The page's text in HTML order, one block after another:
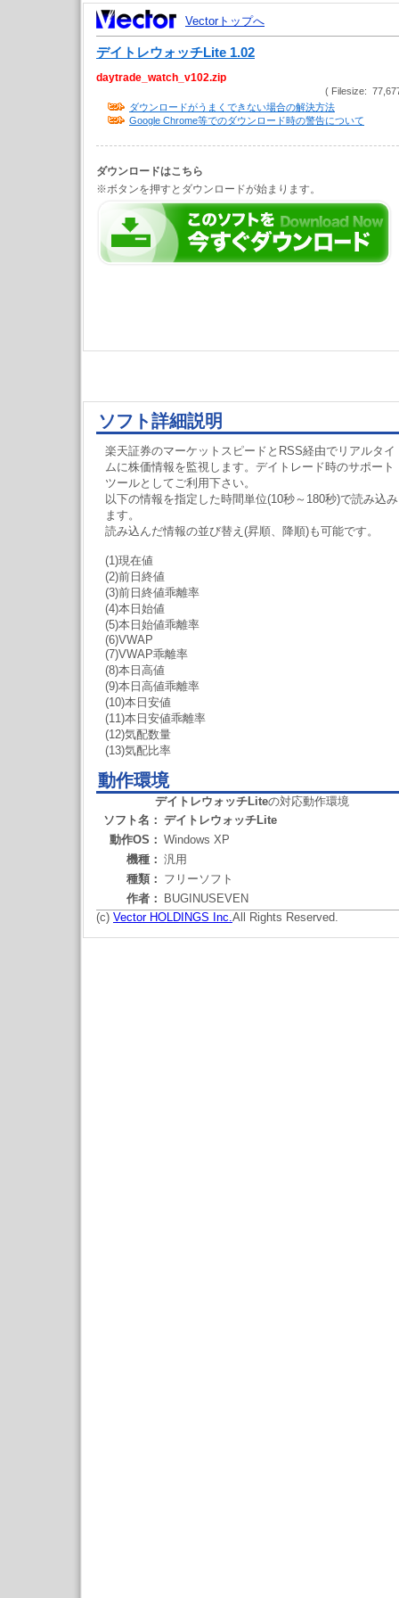
Vectorトップへ
デイトレウォッチLite 1.02
daytrade_watch_v102.zip
( Filesize:
ダウンロードがうまくできない場合の解決方法
Google Chrome等でのダウンロード時の警告について
ダウンロードはこちら
※ボタンを押すとダウンロードが始まります。
ソフト詳細説明
楽天証券のマーケットスピードとRSS経由でリアルタイ
ムに株価情報を監視します。デイトレード時のサポート
ツールとしてご利用下さい。
以下の情報を指定した時間単位(10秒～180秒)で読み込み
ます。
読み込んだ情報の並び替え(昇順、降順)も可能です。
(1)現在値
(2)前日終値
(3)前日終値乖離率
(4)本日始値
(5)本日始値乖離率
(6)VWAP
(7)VWAP乖離率
(8)本日高値
(9)本日高値乖離率
(10)本日安値
(11)本日安値乖離率
(12)気配数量
(13)気配比率
動作環境
デイトレウォッチLiteの対応動作環境
ソフト名： デイトレウォッチLite
動作OS： Windows XP
機種： 汎用
種類： フリーソフト
作者：
BUGINUSEVEN
(c) Vector HOLDINGS Inc.All Rights Reserved.